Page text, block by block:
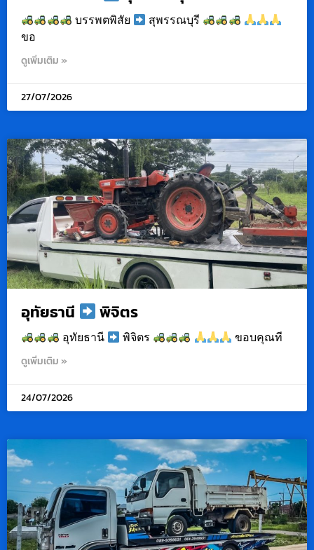
บรรพตพิสัย
สุพรรณบุรี
ขอ
ดูเพิ่มเติม »
27/07/2026
อุทัยธานี พิจิตร
อุทัยธานี พิจิตร ขอบคุณที
ดูเพิ่มเติม »
24/07/2026